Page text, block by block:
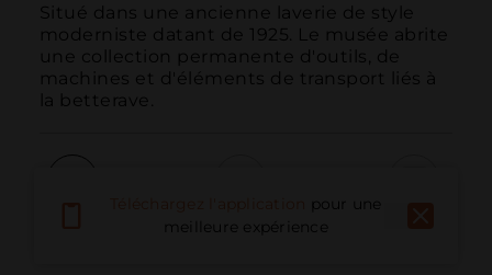
Situé dans une ancienne laverie de style
moderniste datant de 1925. Le musée abrite
une collection permanente d'outils, de
machines et d'éléments de transport liés à
la betterave.
E-mail
pour une
meilleure expérience